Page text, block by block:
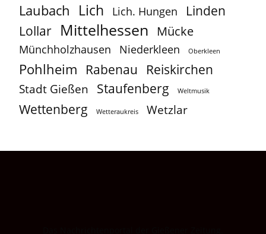
Laubach Lich Lich. Hungen Linden
Lollar Mittelhessen Mücke
Münchholzhausen Niederkleen Oberkleen
Pohlheim Rabenau Reiskirchen
Stadt Gießen Staufenberg Weltmusik
Wettenberg Wetteraukreis Wetzlar